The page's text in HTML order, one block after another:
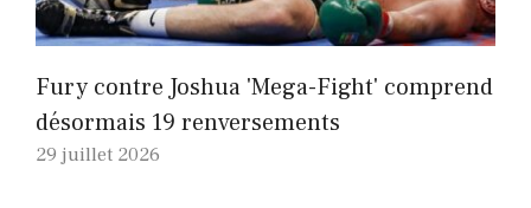
Fury contre Joshua 'Mega-Fight' comprend
désormais 19 renversements
29 juillet 2026